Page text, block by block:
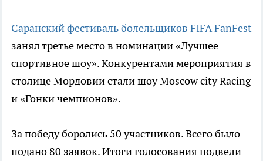
Саранский фестиваль болельщиков FIFA FanFest
занял третье место в номинации «Лучшее
спортивное шоу». Конкурентами мероприятия в
столице Мордовии стали шоу Moscow city Racing
и «Гонки чемпионов».
За победу боролись 50 участников. Всего было
подано 80 заявок. Итоги голосования подвели